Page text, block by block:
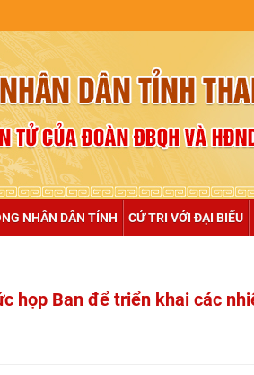
NHÂN DÂN TỈNH CỬ TRI VỚI ĐẠI BIỂU
họp Ban để triển khai các